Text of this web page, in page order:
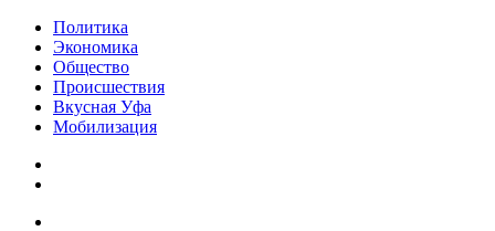
Политика
Экономика
Общество
Происшествия
Вкусная Уфа
Мобилизация